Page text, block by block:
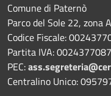
Comune di Paternò
Parco del Sole 22, zona
Codice Fiscale:
Partita IVA:
PEC:
Centralino Unico: